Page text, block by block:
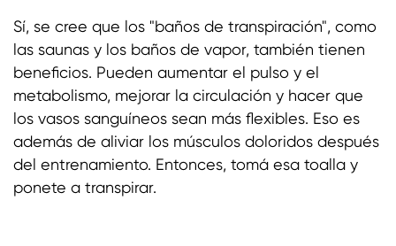
Sí, se cree que los "baños de transpiración", como
las saunas y los baños de vapor, también tienen
beneficios. Pueden aumentar el pulso y el
metabolismo, mejorar la circulación y hacer que
los vasos sanguíneos sean más flexibles. Eso es
además de aliviar los músculos doloridos después
del entrenamiento. Entonces, tomá esa toalla y
ponete a transpirar.